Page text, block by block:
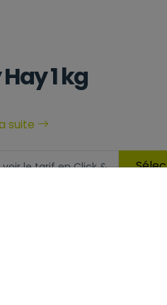
1 kg
suite
le tarif en Click &